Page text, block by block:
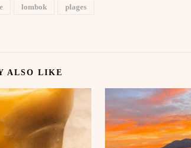
lombok plages
ALSO LIKE